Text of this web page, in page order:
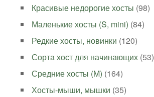
Красивые недорогие хосты (98)
Маленькие хосты (S, mini) (84)
Редкие хосты, новинки (120)
Сорта хост для начинающих (53)
Средние хосты (M) (164)
Хосты-мыши, мышки (35)